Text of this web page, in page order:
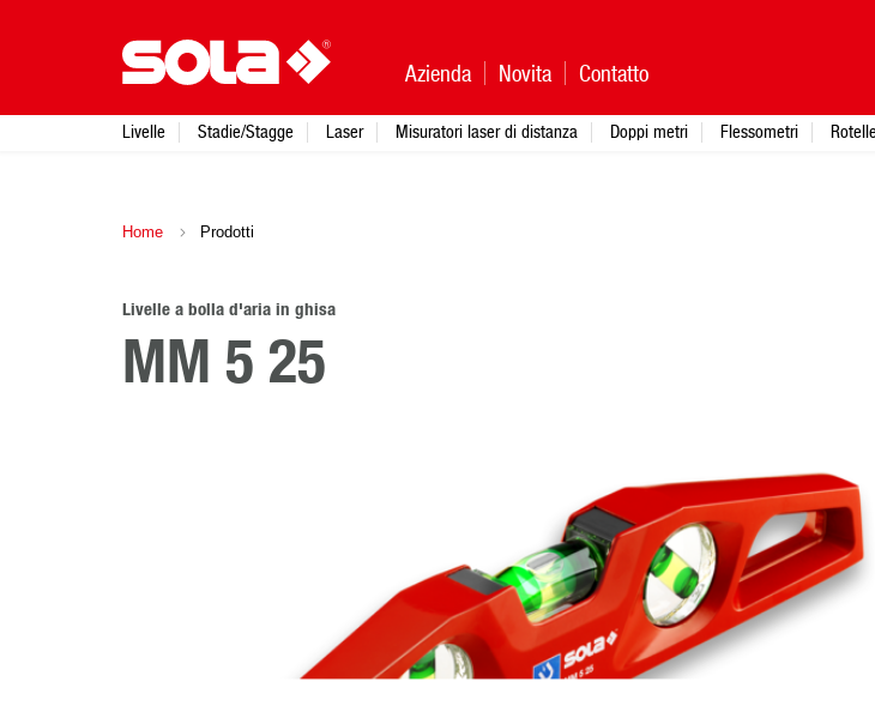
Home Prodotti
Livelle a bolla d'aria in ghisa
MM 5 25
Azienda Novita Contatto
Livelle Stadie/Stagge Laser Misuratori laser di distanza Doppi metri Flessometri